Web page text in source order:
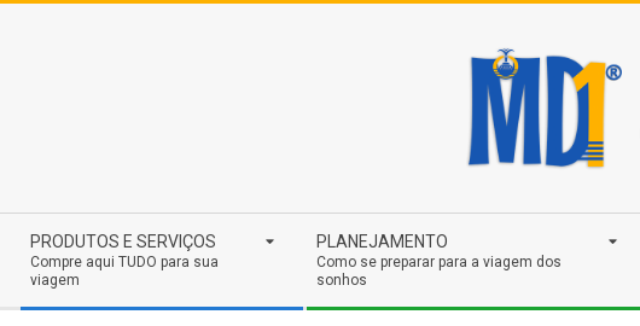
Navigation
Menu
PRODUTOS E SERVIÇOS
Compre aqui TUDO para sua
viagem
PLANEJAMENTO
Como se preparar para a viagem dos
sonhos